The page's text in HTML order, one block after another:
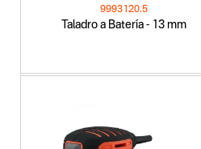
Taladro a Batería - 13 mm
9993120.5